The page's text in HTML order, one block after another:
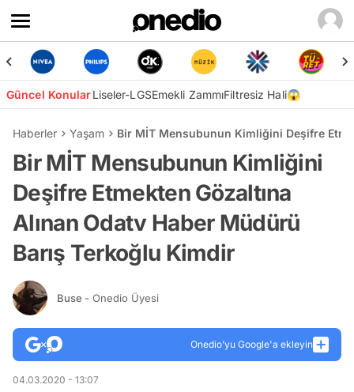
Güncel KonularLiseler-LGSEmekli ZammıFiltresiz Hali😱
Haberler Yaşam Bir MİT Mensubunun Kimliğini Deşifre
Bir MİT Mensubunun Kimliğini
Deşifre Etmekten Gözaltına
Alınan Odatv Haber Müdürü
Barış Terkoğlu Kimdir
Buse - Onedio Üyesi
Onedio’yu Google'a ekleyin
04.03.2020 - 13:07